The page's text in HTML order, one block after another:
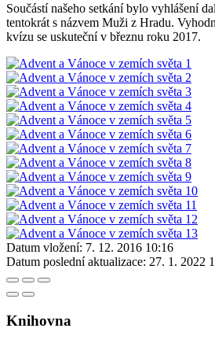
Součástí našeho setkání bylo vyhlášení
tentokrát s názvem Muži z Hradu.
kvízu se uskuteční v březnu roku 2017.
Datum vložení: 7. 12. 2016 10:16
Datum poslední aktualizace: 27. 1. 2022
Knihovna